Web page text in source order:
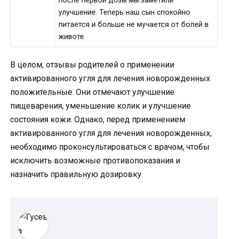
улучшение. Теперь наш сын спокойно
питается и больше не мучается от болей в
животе.
В целом, отзывы родителей о применении
активированного угля для лечения новорожденных
положительные. Они отмечают улучшение
пищеварения, уменьшение колик и улучшение
состояния кожи. Однако, перед применением
активированного угля для лечения новорожденных,
необходимо проконсультироваться с врачом, чтобы
исключить возможные противопоказания и
назначить правильную дозировку.